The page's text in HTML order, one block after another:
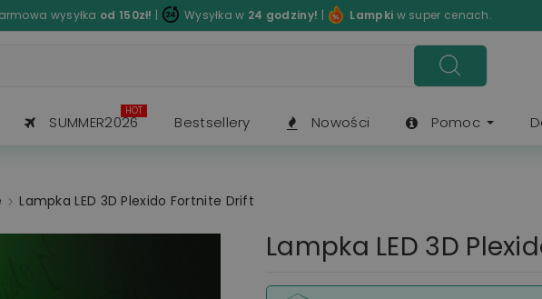
wysyłka od 150zł! | Wysyłka w 24 godziny! | Lampki w super cenach.
SUMMER2026
HOT
Bestsellery Nowości Pomoc
Lampka LED 3D Plexido Fortnite Drift
Lampka LED 3D